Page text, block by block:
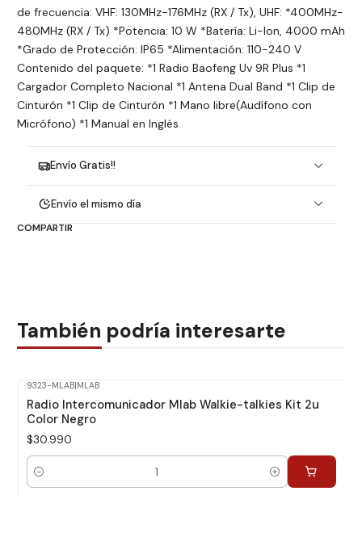
de frecuencia: VHF: 130MHz-176MHz (RX / Tx), UHF: *400MHz-
480MHz (RX / Tx) *Potencia: 10 W *Batería: Li-Ion, 4000 mAh
*Grado de Protección: IP65 *Alimentación: 110-240 V
Contenido del paquete: *1 Radio Baofeng Uv 9R Plus *1
Cargador Completo Nacional *1 Antena Dual Band *1 Clip de
Cinturón *1 Clip de Cinturón *1 Mano libre(Audífono con
Micrófono) *1 Manual en Inglés
Envío Gratis!!
Envío el mismo día
COMPARTIR
También podría interesarte
9323-MLAB|MLAB
Radio Intercomunicador Mlab Walkie-talkies Kit 2u
Color Negro
$30.990
Cantidad